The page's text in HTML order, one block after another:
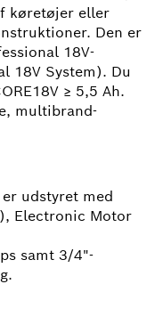
køretøjer eller
Den er
18V-
18V System). Du
≥ 5,5 Ah.
multibrand-
udstyret med
Electronic Motor
samt 3/4"-